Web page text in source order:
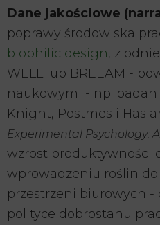
Dane jakościowe
poprawy środowiska
biophilic design, z
WELL lub BREEAM -
naukowymi - np.
Knight, Postmes i
Experimental Psychology:
wzrost produktywności o
wprowadzeniu roślin do
przestrzeni biurowych
polityce dobrostanu